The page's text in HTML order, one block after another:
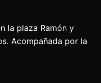
la plaza Ramón y
Acompañada por la